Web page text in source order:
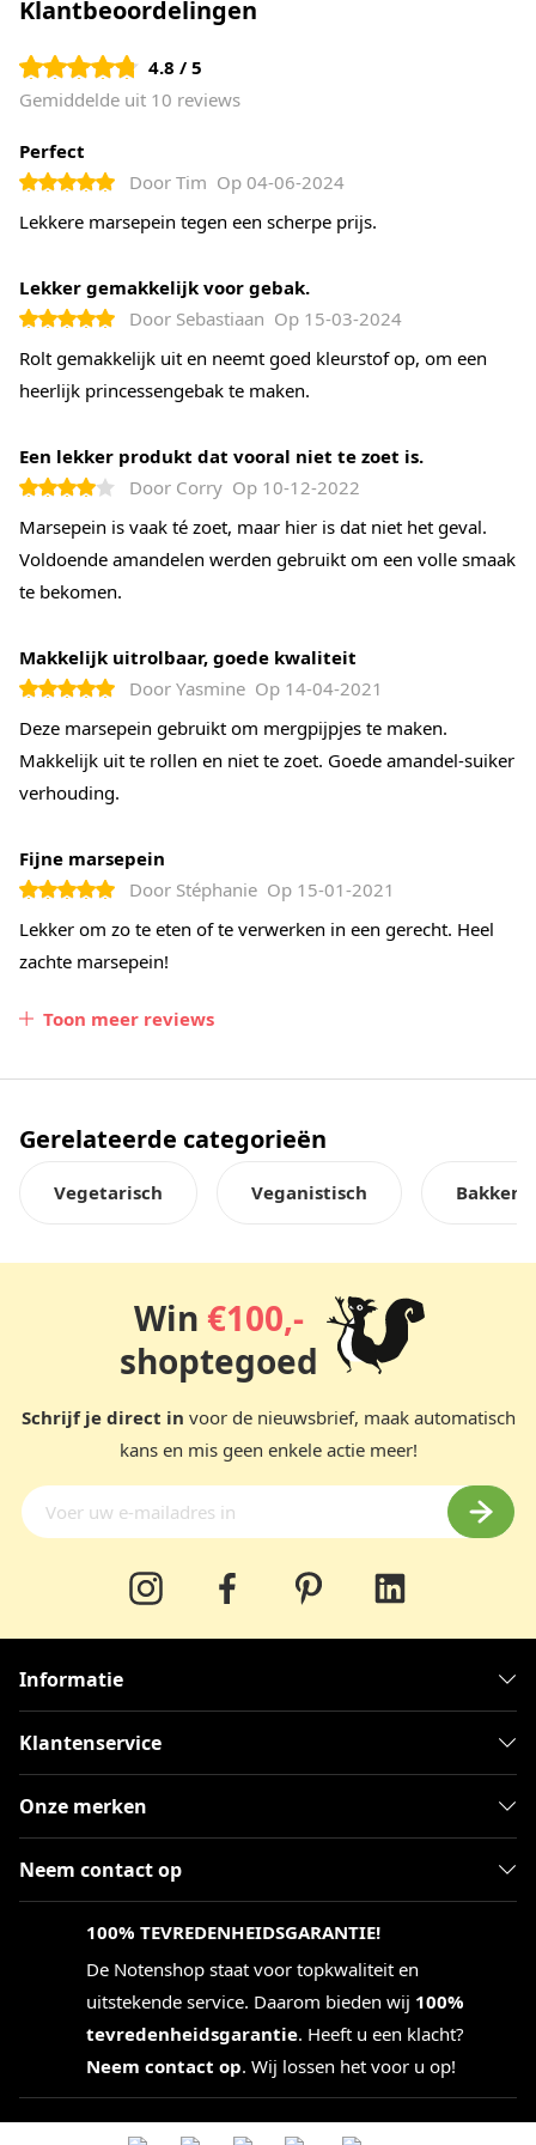
Je kunt onwijs leuke figuurtjes van marsepein maken,
decoratie wilt gebruiken moet je de marsepein eerst
uitrollen en goed plat maken. Zo kun je verschillende
kunt ook taarten en cakes met dit heerlijk zoete goedje
bedekken. Zo maak je dus een leuke marsepeintaart.
Klantbeoordelingen
4.8 / 5
Gemiddelde uit 10 reviews
Perfect
Door Tim Op 04-06-2024
Lekkere marsepein tegen een scherpe prijs.
Lekker gemakkelijk voor gebak.
Door Sebastiaan Op 15-03-2024
Rolt gemakkelijk uit en neemt goed kleurstof op, om een
heerlijk princessengebak te maken.
Een lekker produkt dat vooral niet te zoet is.
Door Corry Op 10-12-2022
Marsepein is vaak té zoet, maar hier is dat niet het geval.
Voldoende amandelen werden gebruikt om een volle smaak
te bekomen.
Makkelijk uitrolbaar, goede kwaliteit
Door Yasmine Op 14-04-2021
Deze marsepein gebruikt om mergpijpjes te maken.
Makkelijk uit te rollen en niet te zoet. Goede amandel-suiker
verhouding.
Fijne marsepein
Door Stéphanie Op 15-01-2021
Lekker om zo te eten of te verwerken in een gerecht. Heel
zachte marsepein!
Toon meer reviews
Gerelateerde categorieën
Vegetarisch Veganistisch Bakken
Win €100,-
shoptegoed
Schrijf je direct in voor de nieuwsbrief, maak automatisch
kans en mis geen enkele actie meer!
Informatie
Klantenservice
Onze merken
Neem contact op
100% TEVREDENHEIDSGARANTIE!
De Notenshop staat voor topkwaliteit en
uitstekende service. Daarom bieden wij 100%
tevredenheidsgarantie. Heeft u een klacht?
Neem contact op. Wij lossen het voor u op!